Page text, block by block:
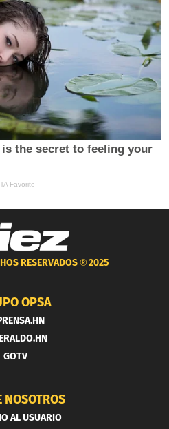
RESERVADOS ®2025
OPSA
GOTV
NOSOTROS
AL USUARIO